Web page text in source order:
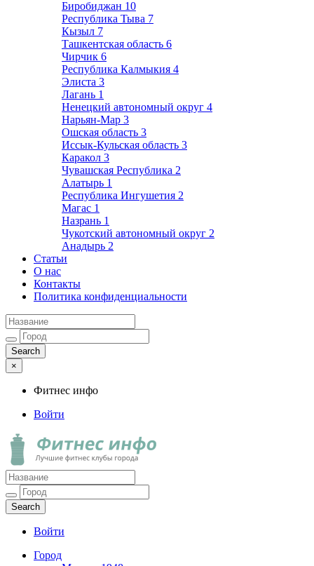
Биробиджан 10
Республика Тыва 7
Кызыл 7
Ташкентская область 6
Чирчик 6
Республика Калмыкия 4
Элиста 3
Лагань 1
Ненецкий автономный округ 4
Нарьян-Мар 3
Ошская область 3
Иссык-Кульская область 3
Каракол 3
Чувашская Республика 2
Алатырь 1
Республика Ингушетия 2
Магас 1
Назрань 1
Чукотский автономный округ 2
Анадырь 2
Статьи
О нас
Контакты
Политика конфиденциальности
×
Фитнес инфо
Войти
Фитнес инфо
Лучшие фитнес клубы города
Войти
Город